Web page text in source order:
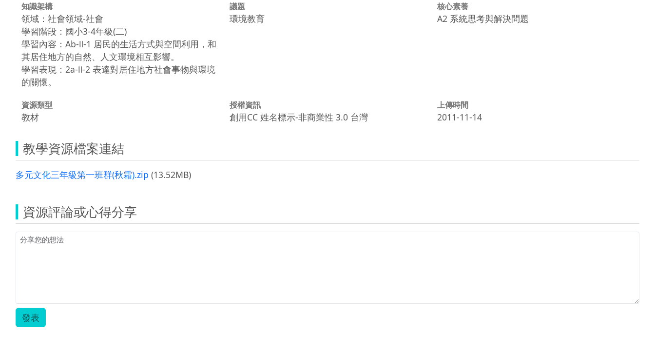
知識架構
領域：社會領域-社會
學習階段：國小3-4年級(二)
學習內容：Ab-Ⅱ-1 居民的生活方式與空間利用，和
其居住地方的自然、人文環境相互影響。
學習表現：2a-Ⅱ-2 表達對居住地方社會事物與環境
的關懷。
議題
環境教育
核心素養
A2 系統思考與解決問題
資源類型
教材
授權資訊
創用CC 姓名標示-非商業性 3.0 台灣
上傳時間
2011-11-14
教學資源檔案連結
多元文化三年級第一班群(秋霜).zip (13.52MB)
資源評論或心得分享
發表